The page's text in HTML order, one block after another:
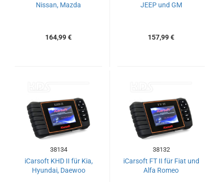
Nissan, Mazda
164,99 €
JEEP und GM
157,99 €
38134
iCarsoft KHD II für Kia,
Hyundai, Daewoo
38132
iCarsoft FT II für Fiat und
Alfa Romeo